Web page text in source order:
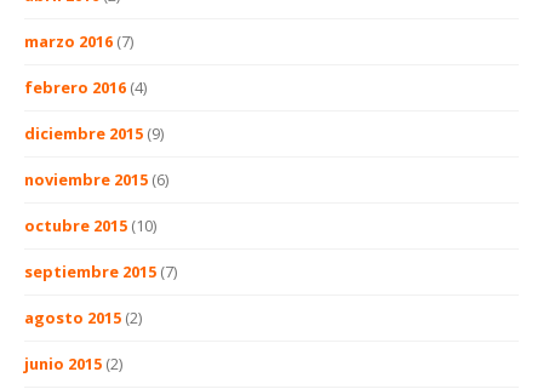
marzo 2016 (7)
febrero 2016 (4)
diciembre 2015 (9)
noviembre 2015 (6)
octubre 2015 (10)
septiembre 2015 (7)
agosto 2015 (2)
junio 2015 (2)